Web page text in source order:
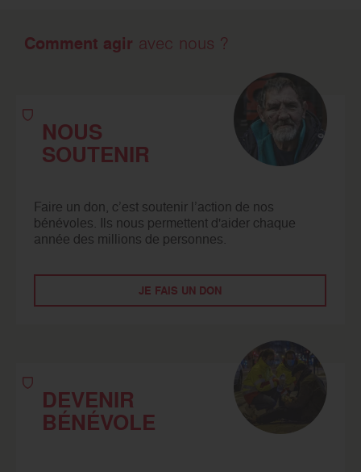
Comment agir avec nous ?
NOUS
SOUTENIR
Faire un don, c’est soutenir l’action de nos
bénévoles. Ils nous permettent d'aider chaque
année des millions de personnes.
JE FAIS UN DON
DEVENIR
BÉNÉVOLE